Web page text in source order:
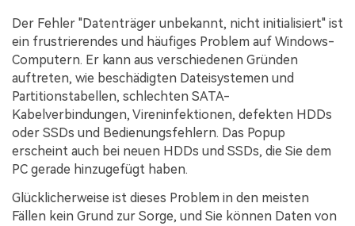
Der Fehler "Datenträger unbekannt, nicht initialisiert" ist
ein frustrierendes und häufiges Problem auf Windows-
Computern. Er kann aus verschiedenen Gründen
auftreten, wie beschädigten Dateisystemen und
Partitionstabellen, schlechten SATA-
Kabelverbindungen, Vireninfektionen, defekten HDDs
oder SSDs und Bedienungsfehlern. Das Popup
erscheint auch bei neuen HDDs und SSDs, die Sie dem
PC gerade hinzugefügt haben.
Glücklicherweise ist dieses Problem in den meisten
Fällen kein Grund zur Sorge, und Sie können Daten von